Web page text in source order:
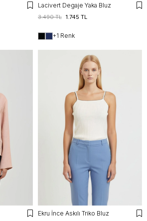
Lacivert Degaje Yaka Bluz
1.745 TL
3.490 TL
+1 Renk
Ekru İnce Askılı Triko Bluz